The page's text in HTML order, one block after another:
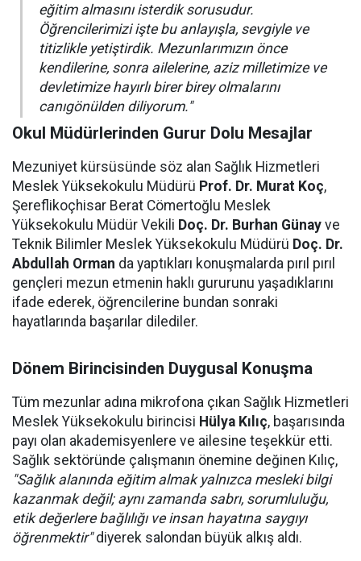
eğitim almasını isterdik sorusudur.
Öğrencilerimizi işte bu anlayışla, sevgiyle ve
titizlikle yetiştirdik. Mezunlarımızın önce
kendilerine, sonra ailelerine, aziz milletimize ve
devletimize hayırlı birer birey olmalarını
canıgönülden diliyorum."
Okul Müdürlerinden Gurur Dolu Mesajlar
Mezuniyet kürsüsünde söz alan Sağlık Hizmetleri
Meslek Yüksekokulu Müdürü Prof. Dr. Murat Koç,
Şereflikoçhisar Berat Cömertoğlu Meslek
Yüksekokulu Müdür Vekili Doç. Dr. Burhan Günay ve
Teknik Bilimler Meslek Yüksekokulu Müdürü Doç. Dr.
Abdullah Orman da yaptıkları konuşmalarda pırıl pırıl
gençleri mezun etmenin haklı gururunu yaşadıklarını
ifade ederek, öğrencilerine bundan sonraki
hayatlarında başarılar dilediler.
Dönem Birincisinden Duygusal Konuşma
Tüm mezunlar adına mikrofona çıkan Sağlık Hizmetleri
Meslek Yüksekokulu birincisi Hülya Kılıç, başarısında
payı olan akademisyenlere ve ailesine teşekkür etti.
Sağlık sektöründe çalışmanın önemine değinen Kılıç,
"Sağlık alanında eğitim almak yalnızca mesleki bilgi
kazanmak değil; aynı zamanda sabrı, sorumluluğu,
etik değerlere bağlılığı ve insan hayatına saygıyı
öğrenmektir"diyerek salondan büyük alkış aldı.